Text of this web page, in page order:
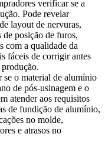
verificar se a
Pode revelar
layout de nervuras,
de posição de furos,
com a qualidade da
fáceis de corrigir antes
se o material de alumínio
de pós-usinagem e o
atender aos requisitos
de fundição de alumínio,
no molde,
e atrasos no